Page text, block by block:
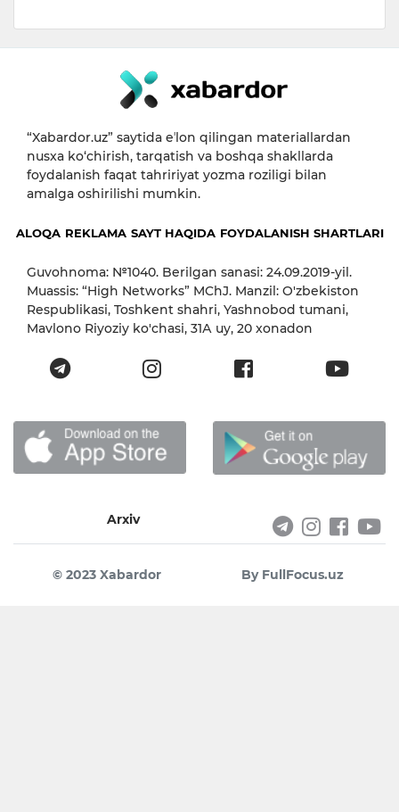
“Xabardor.uz” saytida eʼlon qilingan materiallardan
nusxa ko‘chirish, tarqatish va boshqa shakllarda
foydalanish faqat tahririyat yozma roziligi bilan
amalga oshirilishi mumkin.
ALOQA REKLAMA SAYT HAQIDA FOYDALANISH SHARTLARI
Guvohnoma: №1040. Berilgan sanasi: 24.09.2019-yil.
Muassis: “High Networks” MChJ. Manzil: O'zbekiston
Respublikasi, Toshkent shahri, Yashnobod tumani,
Mavlono Riyoziy ko'chasi, 31А uy, 20 xonadon
Arxiv
© 2023 Xabardor By FullFocus.uz